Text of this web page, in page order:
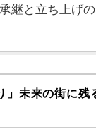
継と立ち上げ
」未来の街に残